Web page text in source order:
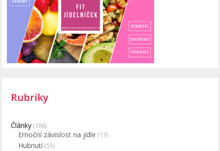
Rubriky
Články (186)
Emoční závislost na jídle (17)
Hubnutí(55)